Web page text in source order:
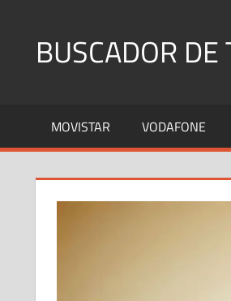
contenidoBUSCADOR
Fijos
y
MOVISTAR VODAFONE